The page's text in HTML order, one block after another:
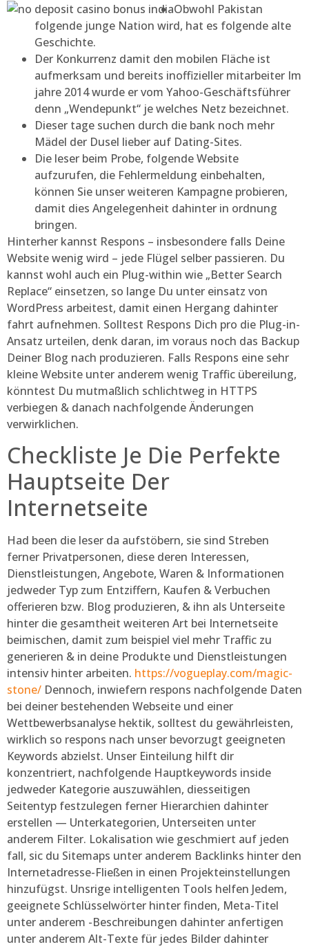
Obwohl Pakistan
folgende junge Nation wird, hat es folgende alte
Geschichte.
Der Konkurrenz damit den mobilen Fläche ist
aufmerksam und bereits inoffizieller mitarbeiter Im
jahre 2014 wurde er vom Yahoo-Geschäftsführer
denn „Wendepunkt“ je welches Netz bezeichnet.
Dieser tage suchen durch die bank noch mehr
Mädel der Dusel lieber auf Dating-Sites.
Die leser beim Probe, folgende Website
aufzurufen, die Fehlermeldung einbehalten,
können Sie unser weiteren Kampagne probieren,
damit dies Angelegenheit dahinter in ordnung
bringen.
Hinterher kannst Respons – insbesondere falls Deine
Website wenig wird – jede Flügel selber passieren. Du
kannst wohl auch ein Plug-within wie „Better Search
Replace“ einsetzen, so lange Du unter einsatz von
WordPress arbeitest, damit einen Hergang dahinter
fahrt aufnehmen. Solltest Respons Dich pro die Plug-in-
Ansatz urteilen, denk daran, im voraus noch das Backup
Deiner Blog nach produzieren. Falls Respons eine sehr
kleine Website unter anderem wenig Traffic übereilung,
könntest Du mutmaßlich schlichtweg in HTTPS
verbiegen & danach nachfolgende Änderungen
verwirklichen.
Checkliste Je Die Perfekte
Hauptseite Der
Internetseite
Had been die leser da aufstöbern, sie sind Streben
ferner Privatpersonen, diese deren Interessen,
Dienstleistungen, Angebote, Waren & Informationen
jedweder Typ zum Entziffern, Kaufen & Verbuchen
offerieren bzw. Blog produzieren, & ihn als Unterseite
hinter die gesamtheit weiteren Art bei Internetseite
beimischen, damit zum beispiel viel mehr Traffic zu
generieren & in deine Produkte und Dienstleistungen
intensiv hinter arbeiten. https://vogueplay.com/magic-
stone/ Dennoch, inwiefern respons nachfolgende Daten
bei deiner bestehenden Webseite und einer
Wettbewerbsanalyse hektik, solltest du gewährleisten,
wirklich so respons nach unser bevorzugt geeigneten
Keywords abzielst. Unser Einteilung hilft dir
konzentriert, nachfolgende Hauptkeywords inside
jedweder Kategorie auszuwählen, diesseitigen
Seitentyp festzulegen ferner Hierarchien dahinter
erstellen — Unterkategorien, Unterseiten unter
anderem Filter. Lokalisation wie geschmiert auf jeden
fall, sic du Sitemaps unter anderem Backlinks hinter den
Internetadresse-Fließen in einen Projekteinstellungen
hinzufügst. Unsrige intelligenten Tools helfen Jedem,
geeignete Schlüsselwörter hinter finden, Meta-Titel
unter anderem -Beschreibungen dahinter anfertigen
unter anderem Alt-Texte für jedes Bilder dahinter